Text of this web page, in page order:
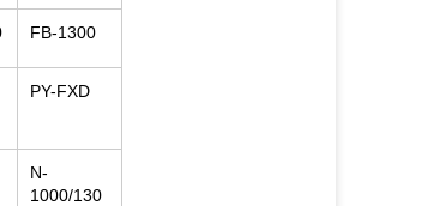
FB-1300
PY-FXD
N-
1000/130